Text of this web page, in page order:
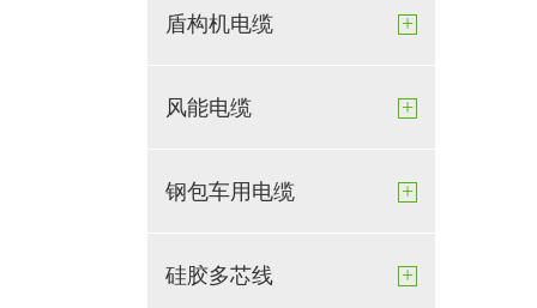
盾构机电缆 +
风能电缆 +
钢包车用电缆 +
硅胶多芯线 +